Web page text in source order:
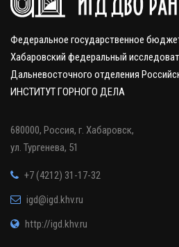
Федеральное государственное
Хабаровский федеральный
Дальневосточного отделения
ИНСТИТУТ ГОРНОГО ДЕЛА
680000, Россия, г. Хабаровск,
ул. Тургенева, 51
+7 (4212) 31-17-32
igd@igd.khv.ru
http://igd.khv.ru